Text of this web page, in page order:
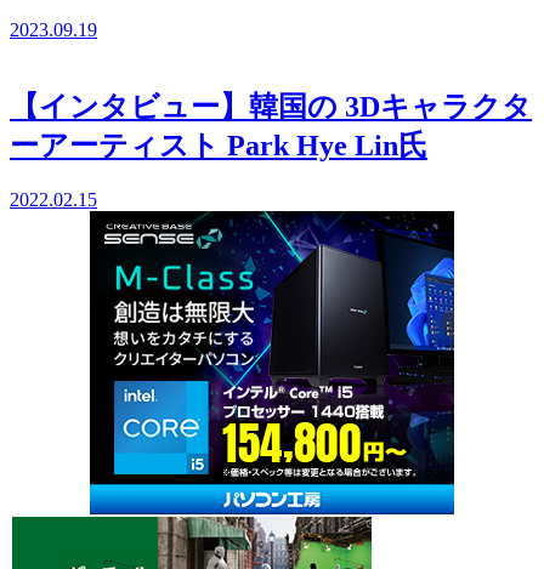
2023.09.19
【インタビュー】韓国の 3Dキャラクタ
ーアーティスト Park Hye Lin氏
2022.02.15